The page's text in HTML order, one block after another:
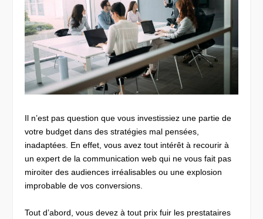
Il n’est pas question que vous investissiez une partie de
votre budget dans des stratégies mal pensées,
inadaptées. En effet, vous avez tout intérêt à recourir à
un expert de la communication web qui ne vous fait pas
miroiter des audiences irréalisables ou une explosion
improbable de vos conversions.
Tout d’abord, vous devez à tout prix fuir les prestataires